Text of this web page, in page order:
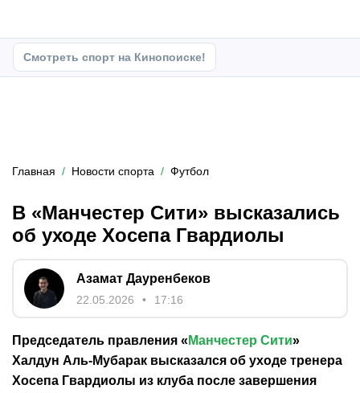
Смотреть спорт на Кинопоиске!
Главная Новости спорта Футбол
В «Манчестер Сити» высказались
об уходе Хосепа Гвардиолы
Азамат Дауренбеков
22.05.2026 17:16
Председатель правления « Манчестер Сити»
Халдун Аль-Мубарак высказался об уходе тренера
Хосепа Гвардиолы из клуба после завершения